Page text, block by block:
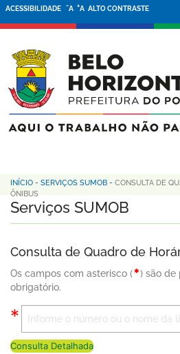
ACESSIBILIDADE -A +A ALTO CONTRASTE
INÍCIO - SERVIÇOS SUMOB - CONSULTA DE
ÔNIBUS
Serviços SUMOB
Consulta de Quadro de
Os campos com asterisco (
) são de
obrigatório.
Consulta Detalhada